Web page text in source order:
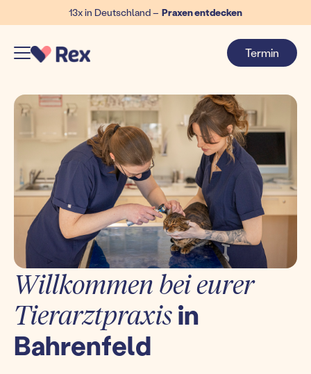
13x in Deutschland – Praxen entdecken
Termin
Willkommen bei eurer
Tierarztpraxisin
Bahrenfeld